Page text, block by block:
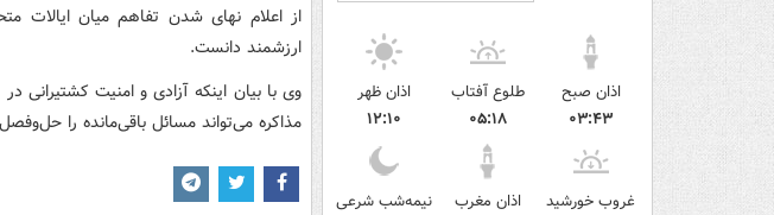
اذان صبح
۰۳:۴۳
طلوع آفتاب
۰۵:۱۸
اذان ظهر
۱۲:۱۰
غروب خورشید
اذان مغرب
نیمه‌شب شرعی
از اعلام نهای شدن تفاهم میان ایالات
ارزشمند دانست.
وی با بیان اینکه آزادی و امنیت کشتیرانی
مذاکره می‌تواند مسائل باقی‌مانده را